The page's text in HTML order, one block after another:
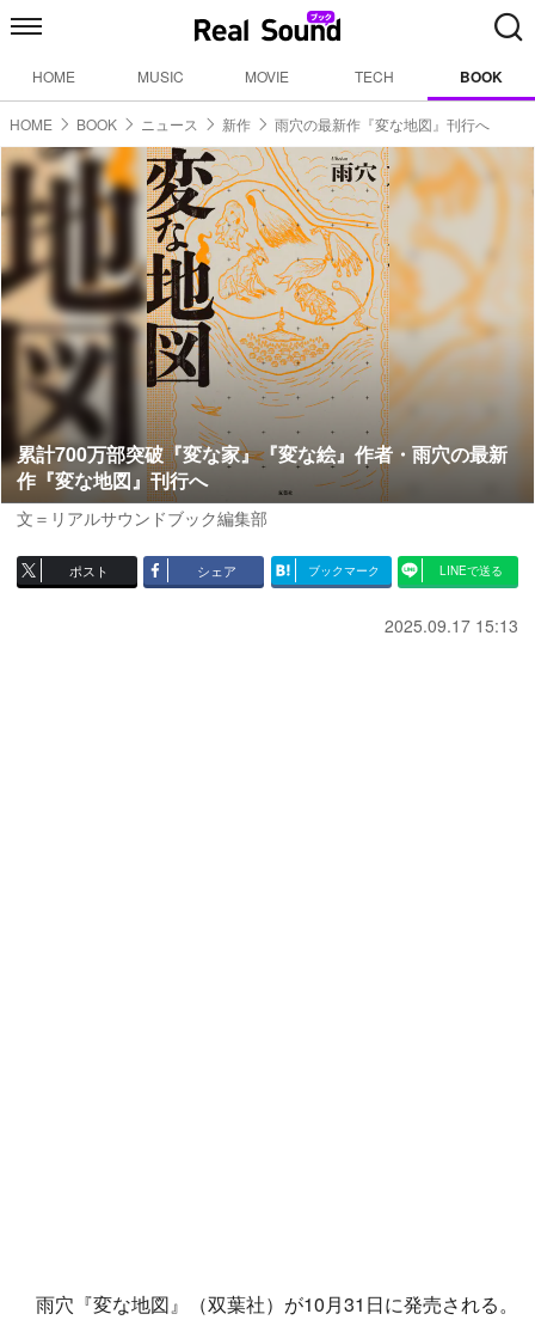
HOME MUSIC MOVIE TECH BOOK
HOME BOOK ニュース 新作 雨穴の最新作『変な地図』刊行へ
累計700万部突破『変な家』『変な絵』作者・雨穴の最新
作『変な地図』刊行へ
文＝リアルサウンドブック編集部
ポスト シェア ブックマーク LINEで送る
2025.09.17 15:13
雨穴『変な地図』（双葉社）が10月31日に発売される。